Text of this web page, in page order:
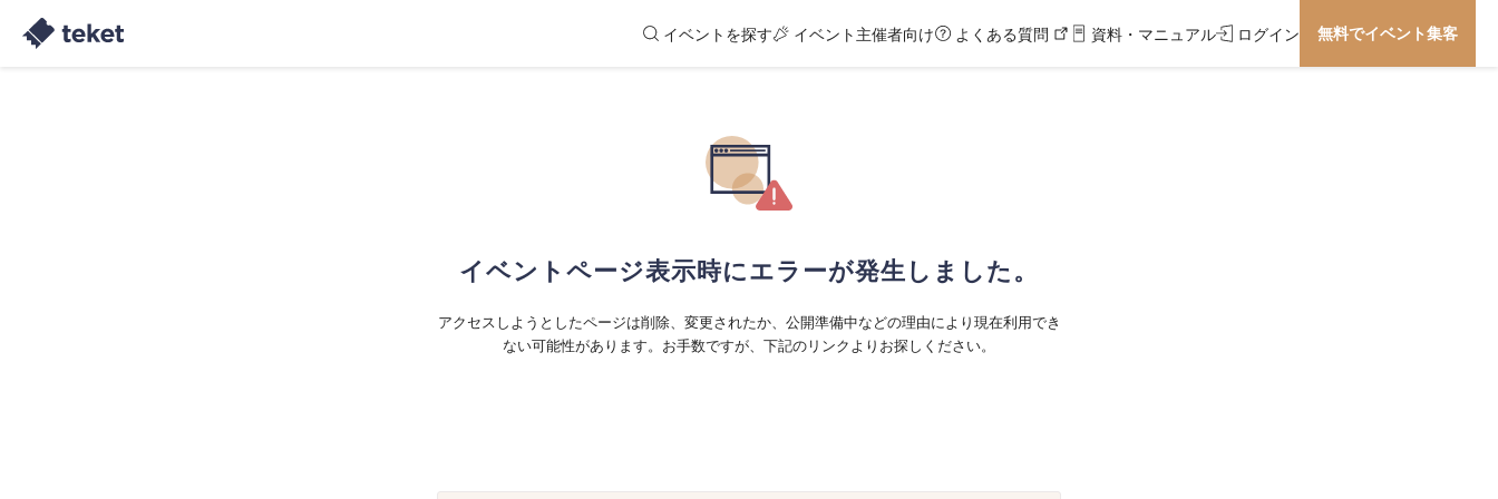
イベントを探す イベント主催者向け よくある質問 資料・マニュアル ログイン 無料でイベント集客
イベントページ表示時にエラーが発生しました。
アクセスしようとしたページは削除、変更されたか、公開準備中などの理由により現在利用でき
ない可能性があります。お手数ですが、下記のリンクよりお探しください。